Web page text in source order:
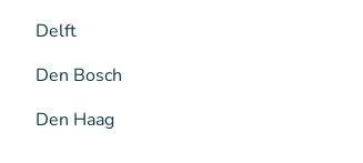
Delft
Den Bosch
Den Haag